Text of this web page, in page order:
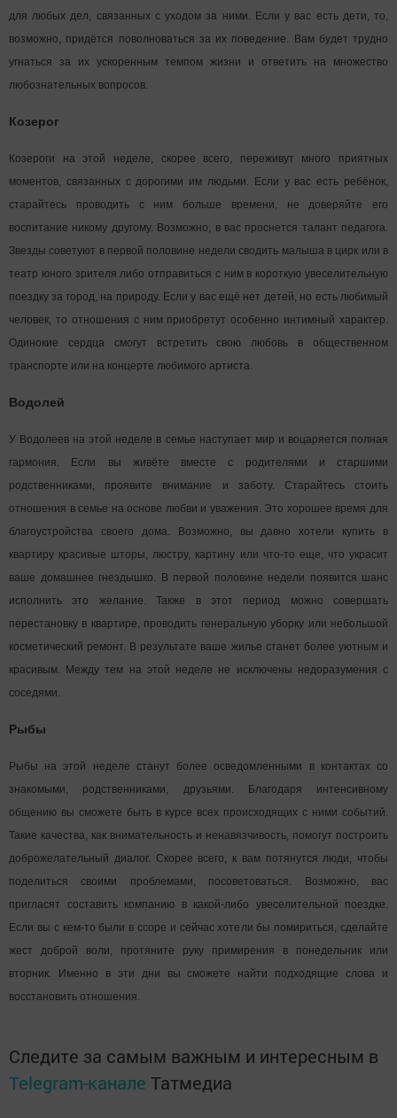
для любых дел, связанных с уходом за ними. Если у вас есть дети, то,
возможно, придётся поволноваться за их поведение. Вам будет трудно
угнаться за их ускоренным темпом жизни и ответить на множество
любознательных вопросов.
Козерог
Козероги на этой неделе, скорее всего, переживут много приятных
моментов, связанных с дорогими им людьми. Если у вас есть ребёнок,
старайтесь проводить с ним больше времени, не доверяйте его
воспитание никому другому. Возможно, в вас проснется талант педагога.
Звезды советуют в первой половине недели сводить малыша в цирк или в
театр юного зрителя либо отправиться с ним в короткую увеселительную
поездку за город, на природу. Если у вас ещё нет детей, но есть любимый
человек, то отношения с ним приобретут особенно интимный характер.
Одинокие сердца смогут встретить свою любовь в общественном
транспорте или на концерте любимого артиста.
Водолей
У Водолеев на этой неделе в семье наступает мир и воцаряется полная
гармония. Если вы живёте вместе с родителями и старшими
родственниками, проявите внимание и заботу. Старайтесь стоить
отношения в семье на основе любви и уважения. Это хорошее время для
благоустройства своего дома. Возможно, вы давно хотели купить в
квартиру красивые шторы, люстру, картину или что-то еще, что украсит
ваше домашнее гнездышко. В первой половине недели появится шанс
исполнить это желание. Также в этот период можно совершать
перестановку в квартире, проводить генеральную уборку или небольшой
косметический ремонт. В результате ваше жилье станет более уютным и
красивым. Между тем на этой неделе не исключены недоразумения с
соседями.
Рыбы
Рыбы на этой неделе станут более осведомленными в контактах со
знакомыми, родственниками, друзьями. Благодаря интенсивному
общению вы сможете быть в курсе всех происходящих с ними событий.
Такие качества, как внимательность и ненавязчивость, помогут построить
доброжелательный диалог. Скорее всего, к вам потянутся люди, чтобы
поделиться своими проблемами, посоветоваться. Возможно, вас
пригласят составить компанию в какой-либо увеселительной поездке.
Если вы с кем-то были в ссоре и сейчас хотели бы помириться, сделайте
жест доброй воли, протяните руку примирения в понедельник или
вторник. Именно в эти дни вы сможете найти подходящие слова и
восстановить отношения.
Следите за самым важным и интересным в
Telegram-канале Татмедиа